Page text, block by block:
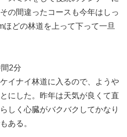
の間違ったコースも今年はしっ
どの林道を上って下って一旦
2分
イナイ林道に入るので、ようや
にした。昨年は天気が良くて直
しく心臓がバクバクしてかなり
ある。